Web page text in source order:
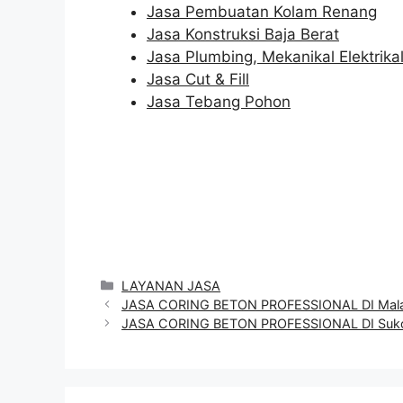
Jasa Pembuatan Kolam Renang
Jasa Konstruksi Baja Berat
Jasa Plumbing, Mekanikal Elektrikal
Jasa Cut & Fill
Jasa Tebang Pohon
Categories
LAYANAN JASA
JASA CORING BETON PROFESSIONAL DI
JASA CORING BETON PROFESSIONAL DI